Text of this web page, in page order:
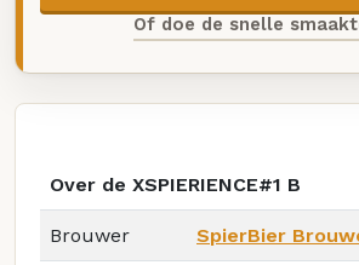
Of doe de snelle
Over de XSPIERIENCE#1 B
Brouwer SpierBier